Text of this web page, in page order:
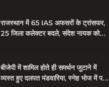
राजस्थान में 65 IAS अफसरों के ट्रांसफर,
25 जिला कलेक्टर बदले, संदेश नायक को
बीजेपी में शामिल होते ही समर्थन जुटाने में
व्यस्त हुए दलपत मंडवारिया, स्नेह भोज में पकी